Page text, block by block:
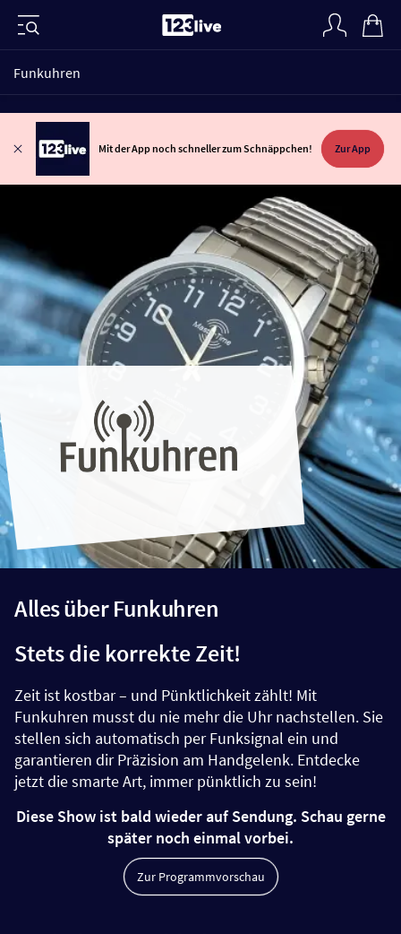
Funkuhren
Mit der App noch schneller zum Schnäppchen! Zur App
Alles über Funkuhren
Stets die korrekte Zeit!
Zeit ist kostbar – und Pünktlichkeit zählt! Mit
Funkuhren musst du nie mehr die Uhr nachstellen. Sie
stellen sich automatisch per Funksignal ein und
garantieren dir Präzision am Handgelenk. Entdecke
jetzt die smarte Art, immer pünktlich zu sein!
Diese Show ist bald wieder auf Sendung. Schau gerne
später noch einmal vorbei.
Zur Programmvorschau